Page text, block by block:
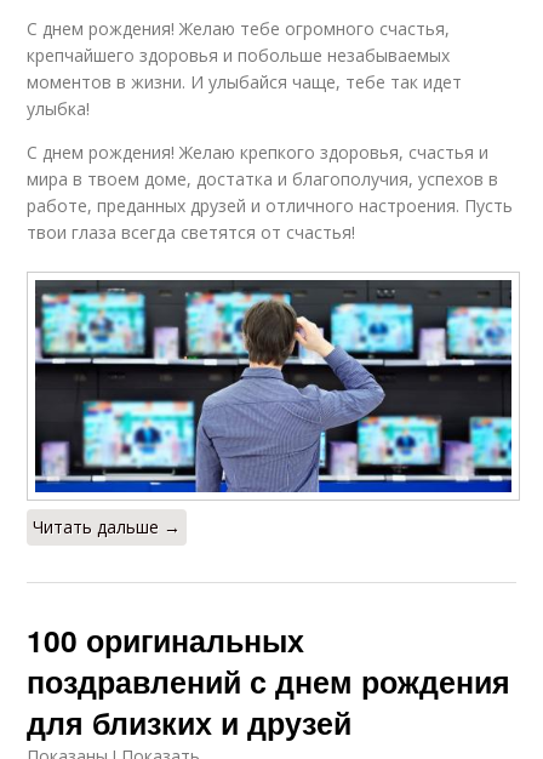
С днем рождения! Желаю тебе огромного счастья,
крепчайшего здоровья и побольше незабываемых
моментов в жизни. И улыбайся чаще, тебе так идет
улыбка!
С днем рождения! Желаю крепкого здоровья, счастья и
мира в твоем доме, достатка и благополучия, успехов в
работе, преданных друзей и отличного настроения. Пусть
твои глаза всегда светятся от счастья!
Читать дальше →
100 оригинальных
поздравлений с днем рождения
для близких и друзей